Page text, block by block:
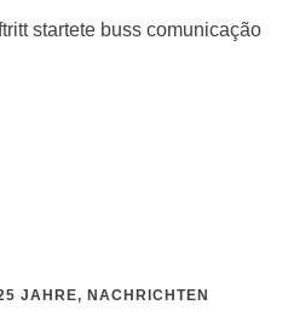
startete buss comunicação
JAHRE, NACHRICHTEN